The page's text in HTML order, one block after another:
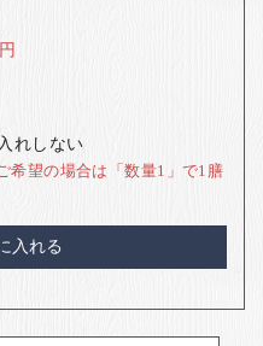
円
れしない
希望の場合は「数量1」で1膳
入れる